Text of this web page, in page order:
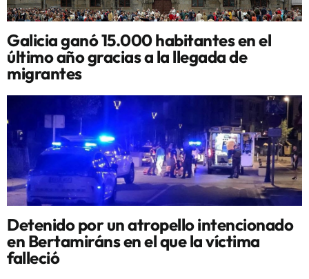
Galicia ganó 15.000 habitantes en el
último año gracias a la llegada de
migrantes
Detenido por un atropello intencionado
en Bertamiráns en el que la víctima
falleció